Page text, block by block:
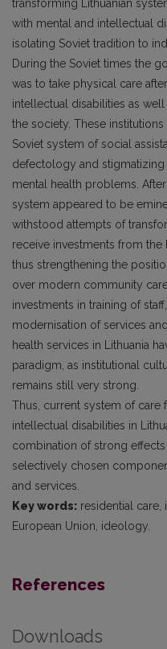
transforming Lithuanian
with mental and intellectual
isolating Soviet tradition to
During the Soviet times the
was to take physical care
intellectual disabilities as
the society. These
Soviet system of social
defectology and
mental health problems.
system appeared to be
withstood attempts of
receive investments from
thus strengthening the
over modern community
investments in training of
modernisation of services
health services in Lithuania
paradigm, as institutional
remains still very strong.
Thus, current system of care
intellectual disabilities in
combination of strong
selectively chosen
and services.
Key words: residential care,
European Union, ideology.
References
Downloads